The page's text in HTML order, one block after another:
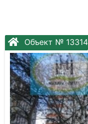
Объект № 13314